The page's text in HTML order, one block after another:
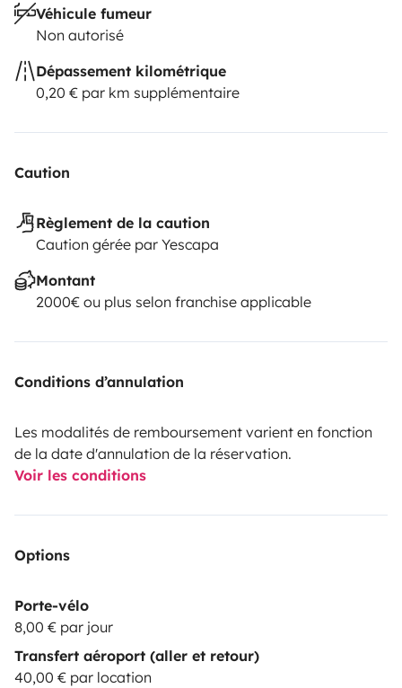
Véhicule fumeur
Non autorisé
Dépassement kilométrique
0,20 € par km supplémentaire
Caution
Règlement de la caution
Caution gérée par Yescapa
Montant
2000€ ou plus selon franchise applicable
Conditions d’annulation
Les modalités de remboursement varient en fonction
de la date d'annulation de la réservation.
Voir les conditions
Options
Porte-vélo
8,00 € par jour
Transfert aéroport (aller et retour)
40,00 € par location